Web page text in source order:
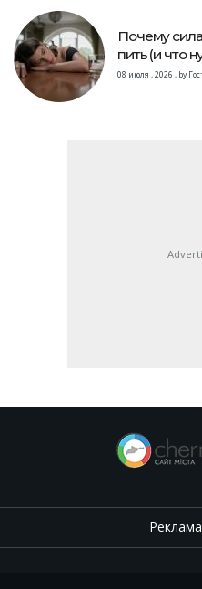
Почему
пить (и что
08 июля , 2026 , by